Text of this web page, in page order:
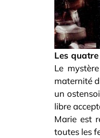
Les
Le
maternité
un
libre
Marie est
toutes les